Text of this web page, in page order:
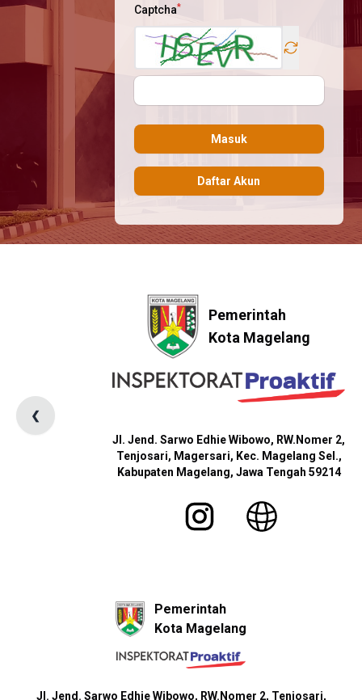
Captcha*
Refresh
Masuk
Daftar Akun
Pemerintah
Kota Magelang
Jl. Jend. Sarwo Edhie Wibowo, RW.Nomer 2,
Tenjosari, Magersari, Kec. Magelang Sel.,
Kabupaten Magelang, Jawa Tengah 59214
❮
Pemerintah
Kota Magelang
Jl. Jend. Sarwo Edhie Wibowo, RW.Nomer 2, Tenjosari,